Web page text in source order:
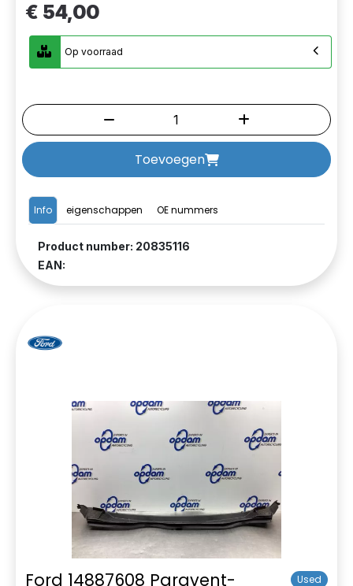
Info eigenschappen OE nummers
Product number: 20835116
EAN:
€ 54,00
Op voorraad
Toevoegen
Ford 14887608 Paravent- Used